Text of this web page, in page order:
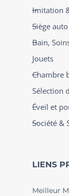
Imitation
Siège
Bain,
Jouets
Chambre
Sélection
Éveil et
Société &
LIENS
Meilleur